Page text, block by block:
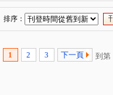
排序：
1 2 3 下一頁 到第